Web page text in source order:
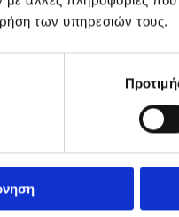
των υπηρεσιών τους.
καθημερινά, με τα πιο
με τις οποίες
με ολόφρεσκα λαχανικά και